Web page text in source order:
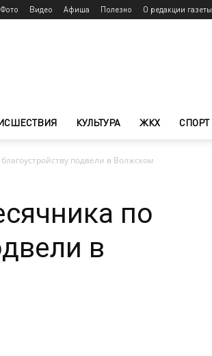
Фото Видео Афиша Полезно О редакции газеты
КУЛЬТУРА ЖКХ СПОРТ
подвели в Волжском
по
в